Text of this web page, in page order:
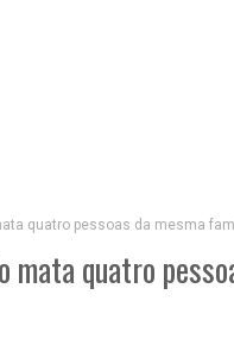
quatro pessoas da mesma
quatro